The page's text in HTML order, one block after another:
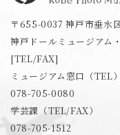
〒655-0037 神戸市垂水
神戸ドールミュージアム
[TEL/FAX]
ミュージアム窓口（TEL）
078-705-0080
学芸課（TEL/FAX）
078-705-1512